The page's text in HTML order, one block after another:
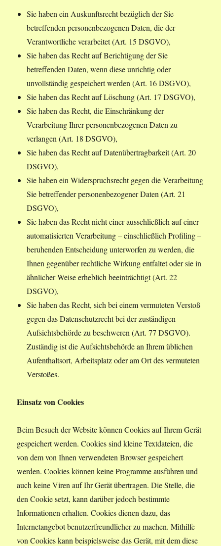
Sie haben ein Auskunftsrecht bezüglich der Sie
betreffenden personenbezogenen Daten, die der
Verantwortliche verarbeitet (Art. 15 DSGVO),
Sie haben das Recht auf Berichtigung der Sie
betreffenden Daten, wenn diese unrichtig oder
unvollständig gespeichert werden (Art. 16 DSGVO),
Sie haben das Recht auf Löschung (Art. 17 DSGVO),
Sie haben das Recht, die Einschränkung der
Verarbeitung Ihrer personenbezogenen Daten zu
verlangen (Art. 18 DSGVO),
Sie haben das Recht auf Datenübertragbarkeit (Art. 20
DSGVO),
Sie haben ein Widerspruchsrecht gegen die Verarbeitung
Sie betreffender personenbezogener Daten (Art. 21
DSGVO),
Sie haben das Recht nicht einer ausschließlich auf einer
automatisierten Verarbeitung – einschließlich Profiling –
beruhenden Entscheidung unterworfen zu werden, die
Ihnen gegenüber rechtliche Wirkung entfaltet oder sie in
ähnlicher Weise erheblich beeinträchtigt (Art. 22
DSGVO),
Sie haben das Recht, sich bei einem vermuteten Verstoß
gegen das Datenschutzrecht bei der zuständigen
Aufsichtsbehörde zu beschweren (Art. 77 DSGVO).
Zuständig ist die Aufsichtsbehörde an Ihrem üblichen
Aufenthaltsort, Arbeitsplatz oder am Ort des vermuteten
Verstoßes.
Einsatz von Cookies
Beim Besuch der Website können Cookies auf Ihrem Gerät
gespeichert werden. Cookies sind kleine Textdateien, die
von dem von Ihnen verwendeten Browser gespeichert
werden. Cookies können keine Programme ausführen und
auch keine Viren auf Ihr Gerät übertragen. Die Stelle, die
den Cookie setzt, kann darüber jedoch bestimmte
Informationen erhalten. Cookies dienen dazu, das
Internetangebot benutzerfreundlicher zu machen. Mithilfe
von Cookies kann beispielsweise das Gerät, mit dem diese